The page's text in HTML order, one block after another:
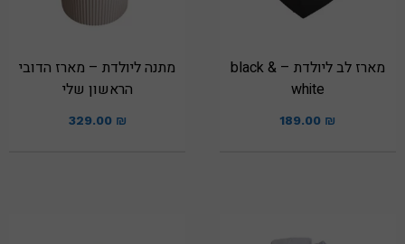
מארז לב ליולדת – black &
white
189.00 ₪
מתנה ליולדת – מארז הדובי
הראשון שלי
329.00 ₪